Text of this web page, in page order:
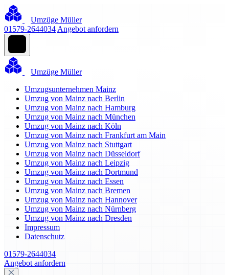
Umzüge Müller
01579-2644034 Angebot anfordern
Umzüge Müller
Umzugsunternehmen Mainz
Umzug von Mainz nach Berlin
Umzug von Mainz nach Hamburg
Umzug von Mainz nach München
Umzug von Mainz nach Köln
Umzug von Mainz nach Frankfurt am Main
Umzug von Mainz nach Stuttgart
Umzug von Mainz nach Düsseldorf
Umzug von Mainz nach Leipzig
Umzug von Mainz nach Dortmund
Umzug von Mainz nach Essen
Umzug von Mainz nach Bremen
Umzug von Mainz nach Hannover
Umzug von Mainz nach Nürnberg
Umzug von Mainz nach Dresden
Impressum
Datenschutz
01579-2644034
Angebot anfordern